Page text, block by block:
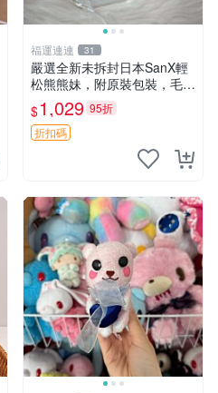
福運連連 31
嚴選全新未拆封日本SanX輕
松熊熊妹，附原裝包裝，毛絨
質地極佳，細膩可愛，推薦收
藏兼送禮，適合女性好友或家
人，限量釋出。鬆熊、熊玩
$1,029 95折
折扣碼